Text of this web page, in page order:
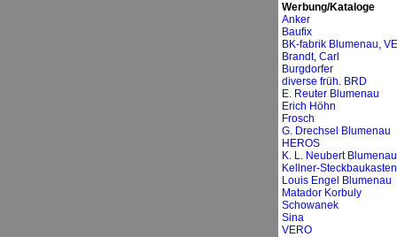
Werbung/Kataloge
Anker
Baufix
BK-fabrik Blumenau,
Brandt, Carl
Burgdorfer
diverse früh. BRD
E. Reuter Blumenau
Erich Höhn
Frosch
G. Drechsel Blumenau
HEROS
K. L. Neubert Blumenau
Kellner-Steckbaukasten
Louis Engel Blumenau
Matador Korbuly
Schowanek
Sina
VERO